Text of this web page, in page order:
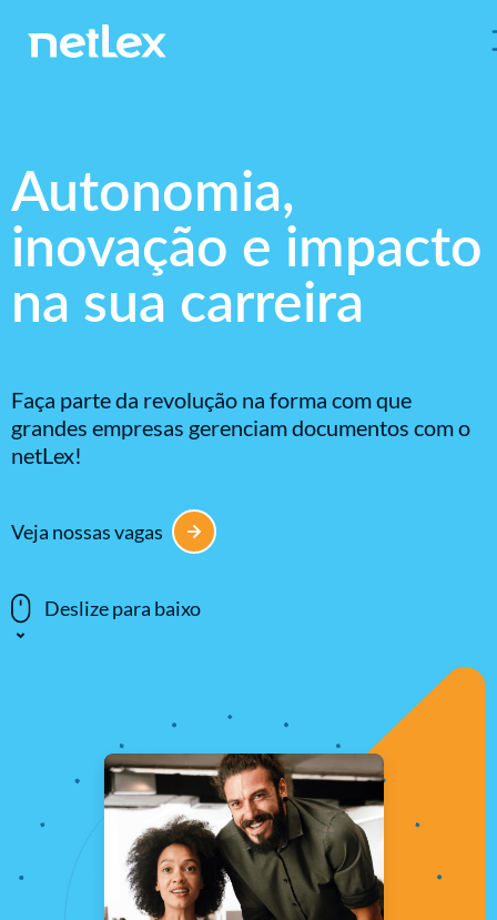
Autonomia,
inovação e impacto
na sua carreira
Faça parte da revolução na forma com que
grandes empresas gerenciam documentos com o
netLex!
Veja nossas vagas
Deslize para baixo